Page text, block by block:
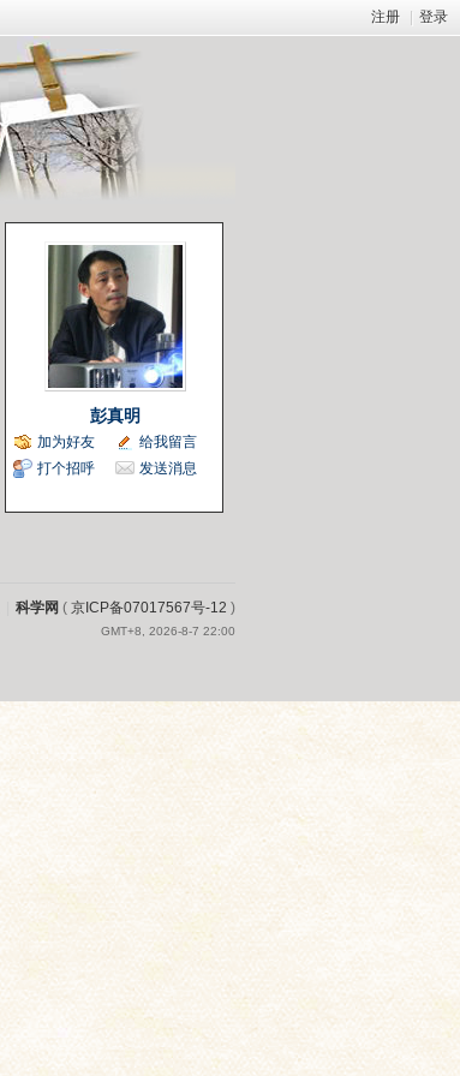
注册 登录
彭真明
加为好友
给我留言
打个招呼
发送消息
科学网 ( 京ICP备07017567号-12 )
GMT+8, 2026-8-7 22:00